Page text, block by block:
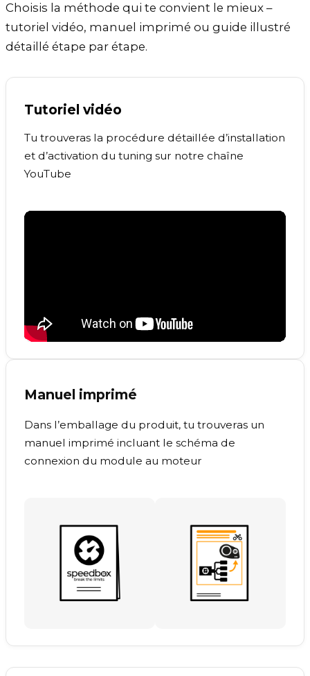
Choisis la méthode qui te convient le mieux –
tutoriel vidéo, manuel imprimé ou guide illustré
détaillé étape par étape.
Tutoriel vidéo
Tu trouveras la procédure détaillée d’installation
et d’activation du tuning sur notre chaîne
YouTube
Manuel imprimé
Dans l’emballage du produit, tu trouveras un
manuel imprimé incluant le schéma de
connexion du module au moteur